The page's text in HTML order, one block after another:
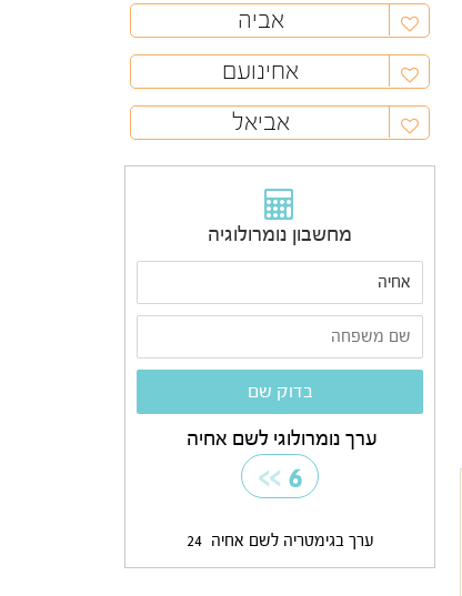
אביה
אחינועם
אביאל
מחשבון נומרולוגיה
ערך נומרולוגי לשם אחיה
6
>>
ערך בגימטריה לשם אחיה 24